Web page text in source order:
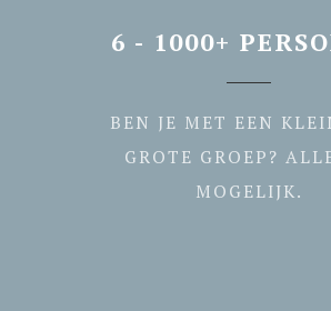
6 - 1000+
BEN JE MET EEN
GROTE GROEP?
MOGELIJK.